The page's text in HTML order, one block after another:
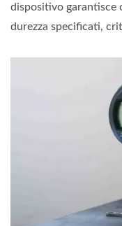
dispositivo garantisce
durezza specificati,